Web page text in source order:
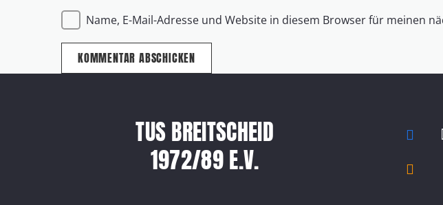
Name, E-Mail-Adresse und Website in diesem Browser für meinen
KOMMENTAR ABSCHICKEN
TUS BREITSCHEID
1972/89 E.V.